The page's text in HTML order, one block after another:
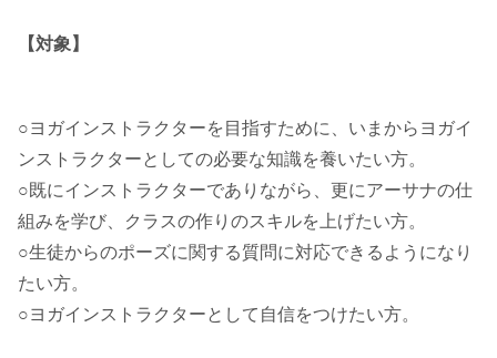
【対象】
○ヨガインストラクターを目指すために、いまからヨガイ
ンストラクターとしての必要な知識を養いたい方。
○既にインストラクターでありながら、更にアーサナの仕
組みを学び、クラスの作りのスキルを上げたい方。
○生徒からのポーズに関する質問に対応できるようになり
たい方。
○ヨガインストラクターとして自信をつけたい方。